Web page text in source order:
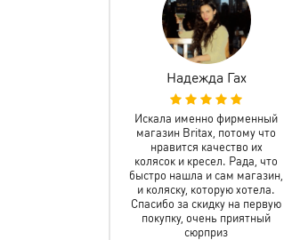
Надежда Гах
Искала именно фирменный
магазин Britax, потому что
нравится качество их
колясок и кресел. Рада, что
быстро нашла и сам магазин,
и коляску, которую хотела.
Спасибо за скидку на первую
покупку, очень приятный
сюрприз